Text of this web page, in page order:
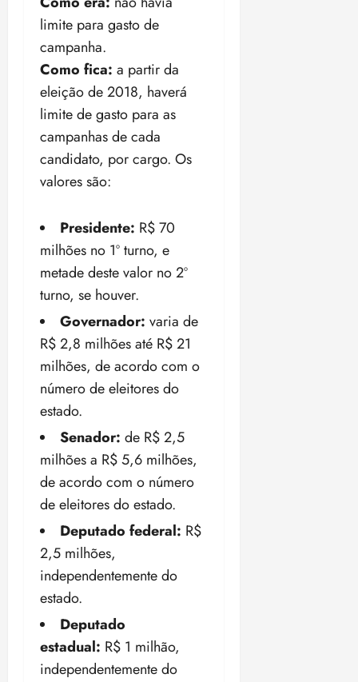
limite para gasto de
campanha.
Como fica: a partir da
eleição de 2018, haverá
limite de gasto para as
campanhas de cada
candidato, por cargo. Os
valores são:
Presidente: R$ 70
milhões no 1º turno, e
metade deste valor no 2º
turno, se houver.
Governador: varia de
R$ 2,8 milhões até R$ 21
milhões, de acordo com o
número de eleitores do
estado.
Senador: de R$ 2,5
milhões a R$ 5,6 milhões,
de acordo com o número
de eleitores do estado.
Deputado federal: R$
2,5 milhões,
independentemente do
estado.
Deputado
estadual: R$ 1 milhão,
independentemente do